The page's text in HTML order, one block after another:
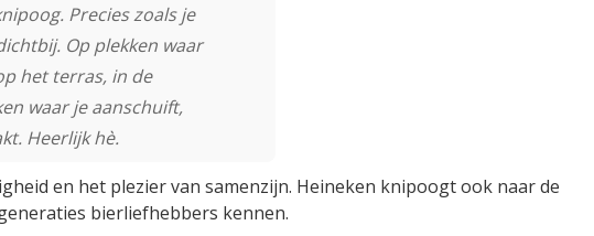
Precies zoals je
Op plekken waar
het terras, in de
waar je aanschuift,
Heerlijk hè.
en het plezier van samenzijn. Heineken knipoogt ook naar de
bierliefhebbers kennen.